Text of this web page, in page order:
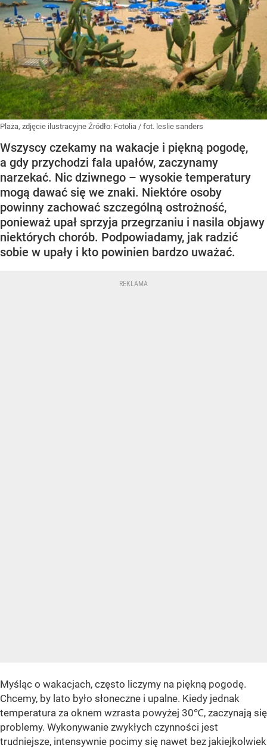
Plaża, zdjęcie ilustracyjne Źródło: Fotolia / fot. leslie sanders
Wszyscy czekamy na wakacje i piękną pogodę,
a gdy przychodzi fala upałów, zaczynamy
narzekać. Nic dziwnego – wysokie temperatury
mogą dawać się we znaki. Niektóre osoby
powinny zachować szczególną ostrożność,
ponieważ upał sprzyja przegrzaniu i nasila objawy
niektórych chorób. Podpowiadamy, jak radzić
sobie w upały i kto powinien bardzo uważać.
Myśląc o wakacjach, często liczymy na piękną pogodę.
Chcemy, by lato było słoneczne i upalne. Kiedy jednak
temperatura za oknem wzrasta powyżej 30℃, zaczynają się
problemy. Wykonywanie zwykłych czynności jest
trudniejsze, intensywnie pocimy się nawet bez jakiejkolwiek